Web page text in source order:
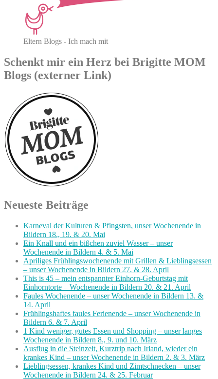
Eltern Blogs - Ich mach mit
Schenkt mir ein Herz bei Brigitte MOM
Blogs (externer Link)
Neueste Beiträge
Karneval der Kulturen & Pfingsten, unser Wochenende in
Bildern 18., 19. & 20. Mai
Ein Knall und ein bißchen zuviel Wasser – unser
Wochenende in Bildern 4. & 5. Mai
Apriliges Frühlingswochenende mit Grillen & Lieblingsessen
– unser Wochenende in Bildern 27. & 28. April
This is 45 – mein entspannter Einhorn-Geburtstag mit
Einhorntorte – Wochenende in Bildern 20. & 21. April
Faules Wochenende – unser Wochenende in Bildern 13. &
14. April
Frühlingshaftes faules Ferienende – unser Wochenende in
Bildern 6. & 7. April
1 Kind weniger, gutes Essen und Shopping – unser langes
Wochenende in Bildern 8., 9. und 10. März
Ausflug in die Steinzeit, Kurztrip nach Irland, wieder ein
krankes Kind – unser Wochenende in Bildern 2. & 3. März
Lieblingsessen, krankes Kind und Zimtschnecken – unser
Wochenende in Bildern 24. & 25. Februar